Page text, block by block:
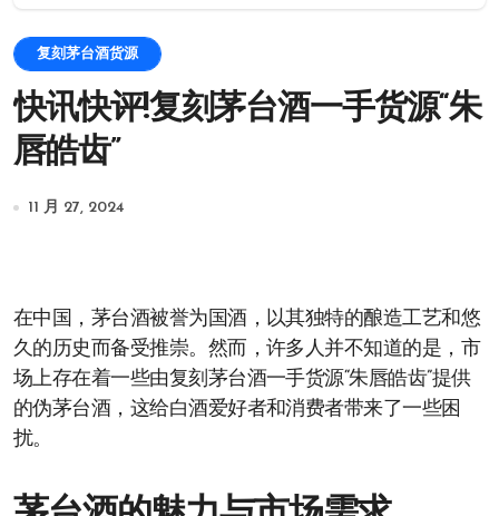
复刻茅台酒货源
快讯快评!复刻茅台酒一手货源“朱
唇皓齿”
11 月 27, 2024
在中国，茅台酒被誉为国酒，以其独特的酿造工艺和悠
久的历史而备受推崇。然而，许多人并不知道的是，市
场上存在着一些由复刻茅台酒一手货源“朱唇皓齿”提供
的伪茅台酒，这给白酒爱好者和消费者带来了一些困
扰。